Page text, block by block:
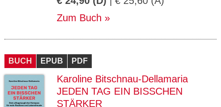
Zum Buch
BUCH EPUB PDF
Karoline Bitschnau-Dellamaria
JEDEN TAG EIN BISSCHEN
STÄRKER